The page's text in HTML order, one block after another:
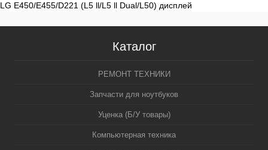
LG E450/E455/D221 (L5 ll/L5 ll Dual/L50) дисплей
Каталог
РЕМОНТ ТЕХНИКИ
Запчасти для ноутбуков
Уценка (Б/У товары)
Компьютерная техника